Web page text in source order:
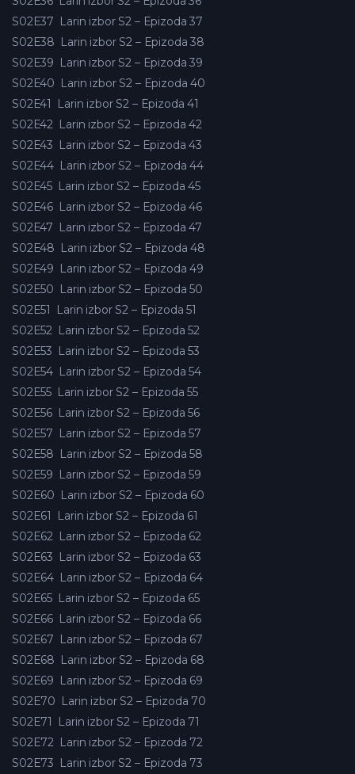
S02E37 Larin izbor S2 – Epizoda 37
S02E38 Larin izbor S2 – Epizoda 38
S02E39 Larin izbor S2 – Epizoda 39
S02E40 Larin izbor S2 – Epizoda 40
S02E41
Larin izbor S2 – Epizoda 41
S02E42 Larin izbor S2 – Epizoda 42
S02E43 Larin izbor S2 – Epizoda 43
S02E44 Larin izbor S2 – Epizoda 44
S02E45 Larin izbor S2 – Epizoda 45
S02E46 Larin izbor S2 – Epizoda 46
S02E47 Larin izbor S2 – Epizoda 47
S02E48 Larin izbor S2 – Epizoda 48
S02E49 Larin izbor S2 – Epizoda 49
S02E50 Larin izbor S2 – Epizoda 50
S02E51
Larin izbor S2 – Epizoda 51
S02E52 Larin izbor S2 – Epizoda 52
S02E53 Larin izbor S2 – Epizoda 53
S02E54 Larin izbor S2 – Epizoda 54
S02E55 Larin izbor S2 – Epizoda 55
S02E56 Larin izbor S2 – Epizoda 56
S02E57 Larin izbor S2 – Epizoda 57
S02E58 Larin izbor S2 – Epizoda 58
S02E59 Larin izbor S2 – Epizoda 59
S02E60 Larin izbor S2 – Epizoda 60
S02E61
Larin izbor S2 – Epizoda 61
S02E62 Larin izbor S2 – Epizoda 62
S02E63 Larin izbor S2 – Epizoda 63
S02E64 Larin izbor S2 – Epizoda 64
S02E65 Larin izbor S2 – Epizoda 65
S02E66 Larin izbor S2 – Epizoda 66
S02E67 Larin izbor S2 – Epizoda 67
S02E68 Larin izbor S2 – Epizoda 68
S02E69 Larin izbor S2 – Epizoda 69
S02E70 Larin izbor S2 – Epizoda 70
S02E71
Larin izbor S2 – Epizoda 71
S02E72 Larin izbor S2 – Epizoda 72
S02E73 Larin izbor S2 – Epizoda 73